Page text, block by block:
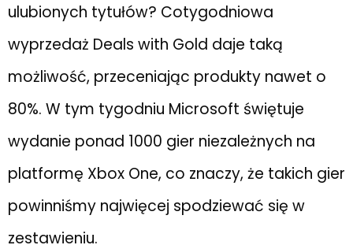
ulubionych tytułów? Cotygodniowa
wyprzedaż Deals with Gold daje taką
możliwość, przeceniając produkty nawet o
80%. W tym tygodniu Microsoft świętuje
wydanie ponad 1000 gier niezależnych na
platformę Xbox One, co znaczy, że takich gier
powinniśmy najwięcej spodziewać się w
zestawieniu.